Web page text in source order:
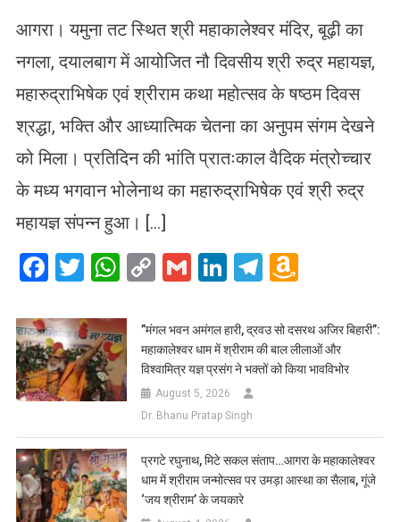
आगरा। यमुना तट स्थित श्री महाकालेश्वर मंदिर, बूढ़ी का
नगला, दयालबाग में आयोजित नौ दिवसीय श्री रुद्र महायज्ञ,
महारुद्राभिषेक एवं श्रीराम कथा महोत्सव के षष्ठम दिवस
श्रद्धा, भक्ति और आध्यात्मिक चेतना का अनुपम संगम देखने
को मिला। प्रतिदिन की भांति प्रातःकाल वैदिक मंत्रोच्चार
के मध्य भगवान भोलेनाथ का महारुद्राभिषेक एवं श्री रुद्र
महायज्ञ संपन्न हुआ। […]
Facebook
Twitter
WhatsApp
CopyGmailLinkedIn
Telegram
List
​”मंगल भवन अमंगल हारी, द्रवउ सो दसरथ अजिर बिहारी”:
महाकालेश्वर धाम में श्रीराम की बाल लीलाओं और
विश्वामित्र यज्ञ प्रसंग ने भक्तों को किया भावविभोर
August 5, 2026
Dr. Bhanu Pratap Singh
प्रगटे रघुनाथ, मिटे सकल संताप…आगरा के महाकालेश्वर
धाम में श्रीराम जन्मोत्सव पर उमड़ा आस्था का सैलाब, गूंजे
‘जय श्रीराम’ के जयकारे